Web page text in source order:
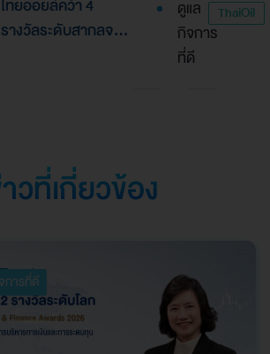
การเงินและการระดม
ทุน
รางวัล “Asian
Excellence Award
ไทยออยล์คว้า 4
รางวัลระดับสากลจาก
ดูแล
กิจการ
ที่ดี
ThaiOil
วที่เกี่ยวข้อง
การที่ดี